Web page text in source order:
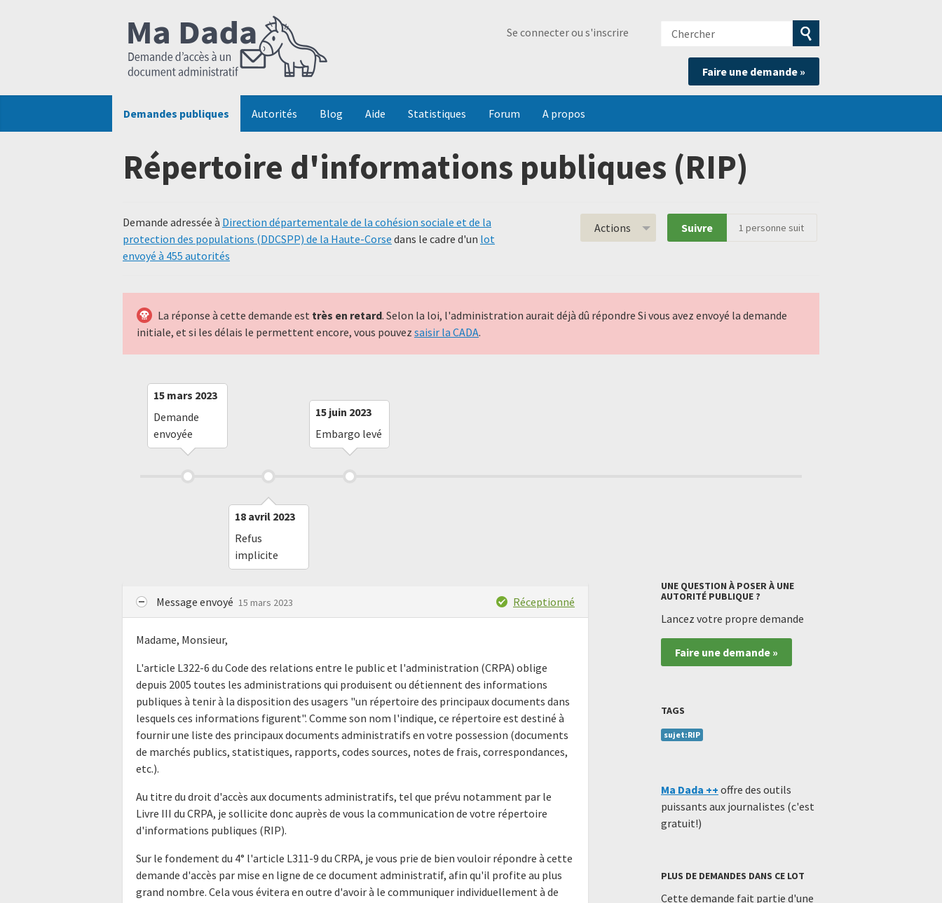
Se connecter ou s'inscrire
Chercher
Soumettre
la
recherche
Faire une demande »
Demandes publiques Autorités Blog Aide Statistiques Forum A propos
Répertoire d'informations publiques (RIP)
Demande adressée à Direction départementale de la cohésion sociale et de la
protection des populations (DDCSPP) de la Haute-Corse dans le cadre d'un lot
envoyé à 455 autorités
Actions Suivre 1 personne suit
La réponse à cette demande est très en retard. Selon la loi, l'administration aurait déjà dû répondre Si vous avez envoyé la demande
initiale, et si les délais le permettent encore, vous pouvez saisir la CADA.
15 mars 2023
Demande
envoyée
18 avril 2023
Refus
implicite
15 juin 2023
Embargo levé
Message envoyé 15 mars 2023 Réceptionné
Madame, Monsieur,
L'article L322-6 du Code des relations entre le public et l'administration (CRPA) oblige
depuis 2005 toutes les administrations qui produisent ou détiennent des informations
publiques à tenir à la disposition des usagers "un répertoire des principaux documents dans
lesquels ces informations figurent". Comme son nom l'indique, ce répertoire est destiné à
fournir une liste des principaux documents administratifs en votre possession (documents
de marchés publics, statistiques, rapports, codes sources, notes de frais, correspondances,
etc.).
Au titre du droit d'accès aux documents administratifs, tel que prévu notamment par le
Livre III du CRPA, je sollicite donc auprès de vous la communication de votre répertoire
d'informations publiques (RIP).
Sur le fondement du 4° l'article L311-9 du CRPA, je vous prie de bien vouloir répondre à cette
demande d'accès par mise en ligne de ce document administratif, afin qu'il profite au plus
grand nombre. Cela vous évitera en outre d'avoir à le communiquer individuellement à de
UNE QUESTION À POSER À UNE
AUTORITÉ PUBLIQUE ?
Lancez votre propre demande
Faire une demande »
TAGS
sujet:RIP
Ma Dada ++ offre des outils
puissants aux journalistes (c'est
gratuit!)
PLUS DE DEMANDES DANS CE LOT
Cette demande fait partie d'une